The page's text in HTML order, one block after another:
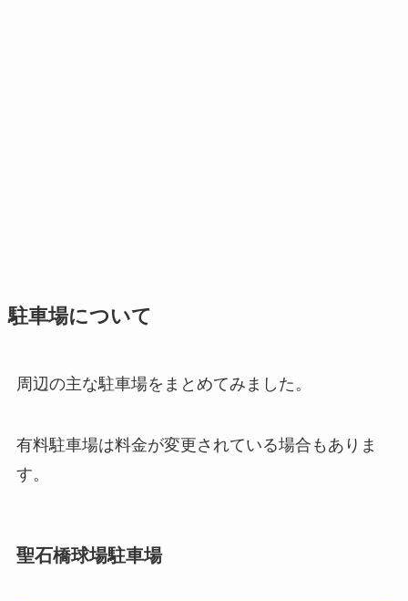
駐車場について
周辺の主な駐車場をまとめてみました。
有料駐車場は料金が変更されている場合もありま
す。
聖石橋球場駐車場